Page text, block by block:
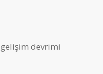
devrimi